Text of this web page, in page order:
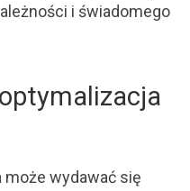
i świadomego
może wydawać się